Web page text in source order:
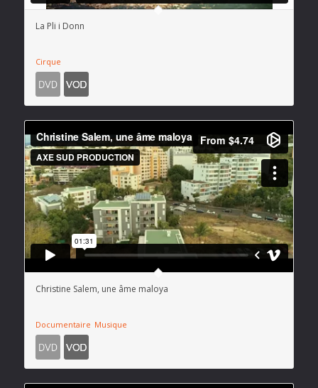
La Pli i Donn
Cirque
Christine Salem, une âme maloya
Documentaire Musique